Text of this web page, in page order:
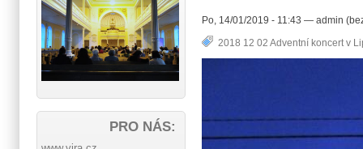
Po, 14/01/2019 - 11:43 — admin
2018 12 02 Adventní koncert v
PRO NÁS: